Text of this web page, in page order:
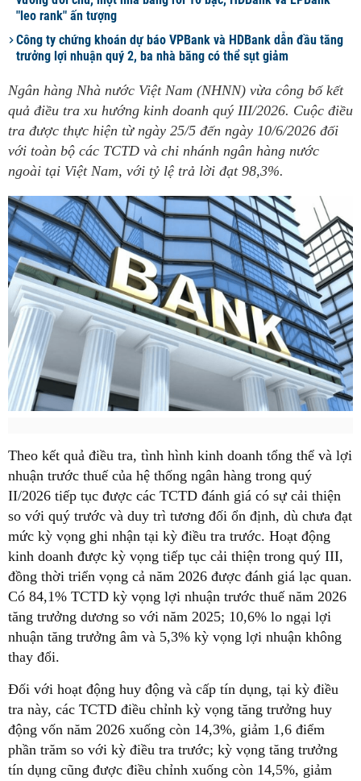
"leo rank" ấn tượng
Công ty chứng khoán dự báo VPBank và HDBank dẫn đầu tăng
trưởng lợi nhuận quý 2, ba nhà băng có thể sụt giảm
Ngân hàng Nhà nước Việt Nam (NHNN) vừa công bố kết
quả điều tra xu hướng kinh doanh quý III/2026. Cuộc điều
tra được thực hiện từ ngày 25/5 đến ngày 10/6/2026 đối
với toàn bộ các TCTD và chi nhánh ngân hàng nước
ngoài tại Việt Nam, với tỷ lệ trả lời đạt 98,3%.
Theo kết quả điều tra, tình hình kinh doanh tổng thể và lợi
nhuận trước thuế của hệ thống ngân hàng trong quý
II/2026 tiếp tục được các TCTD đánh giá có sự cải thiện
so với quý trước và duy trì tương đối ổn định, dù chưa đạt
mức kỳ vọng ghi nhận tại kỳ điều tra trước. Hoạt động
kinh doanh được kỳ vọng tiếp tục cải thiện trong quý III,
đồng thời triển vọng cả năm 2026 được đánh giá lạc quan.
Có 84,1% TCTD kỳ vọng lợi nhuận trước thuế năm 2026
tăng trưởng dương so với năm 2025; 10,6% lo ngại lợi
nhuận tăng trưởng âm và 5,3% kỳ vọng lợi nhuận không
thay đổi.
Đối với hoạt động huy động và cấp tín dụng, tại kỳ điều
tra này, các TCTD điều chỉnh kỳ vọng tăng trưởng huy
động vốn năm 2026 xuống còn 14,3%, giảm 1,6 điểm
phần trăm so với kỳ điều tra trước; kỳ vọng tăng trưởng
tín dụng cũng được điều chỉnh xuống còn 14,5%, giảm